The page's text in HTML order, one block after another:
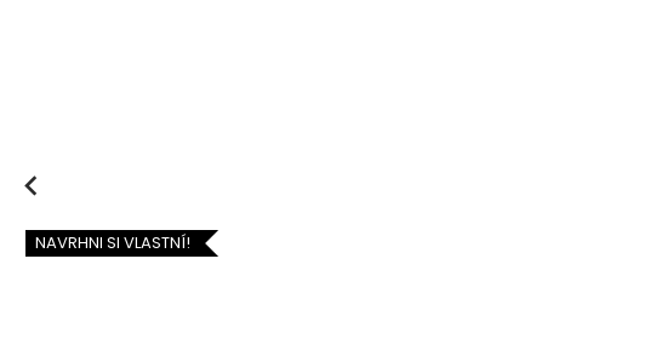
Previous
NAVRHNI SI VLASTNÍ!